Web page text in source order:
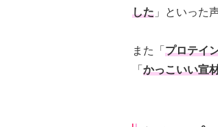
した 」といった
また「 プロテイ
「 かっこいい宣